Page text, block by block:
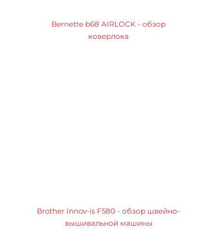
Bernette b68 AIRLOCK - обзор
коверлока
Brother Innov-is F580 - обзор швейно-
вышивальной машины